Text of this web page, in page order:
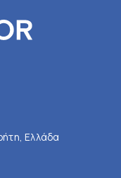
Ελλάδα